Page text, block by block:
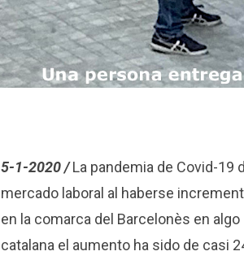
5-1-2020 /La pandemia de Covid-19
mercado laboral al haberse
en la comarca del Barcelonès en
catalana el aumento ha sido de casi